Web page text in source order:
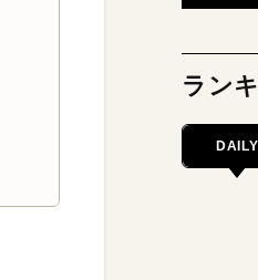
ラン
DAILY